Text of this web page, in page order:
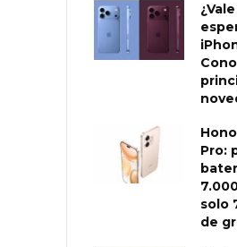
Pro:
solo
de